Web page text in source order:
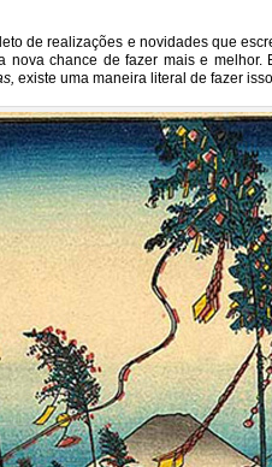
de realizações e novidades que
nova chance de fazer mais e melhor.
existe uma maneira literal de fazer